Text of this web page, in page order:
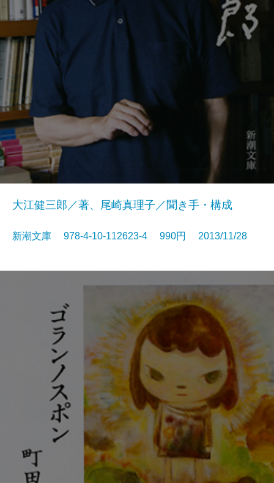
大江健三郎／著、尾崎真理子／聞き手・構成
新潮文庫 978-4-10-112623-4 990円 2013/11/28